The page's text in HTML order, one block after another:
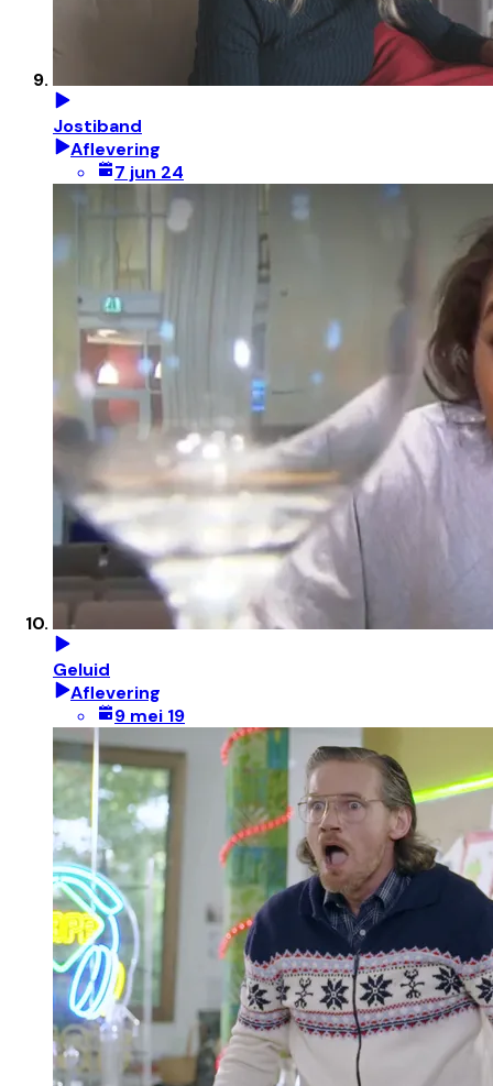
Jostiband
Aflevering
7 jun 24
Geluid
Aflevering
9 mei 19